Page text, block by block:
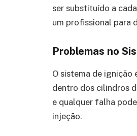
ser substituído a
um profissional para
Problemas no
O sistema de ignição
dentro dos cilindros
e qualquer falha
injeção.